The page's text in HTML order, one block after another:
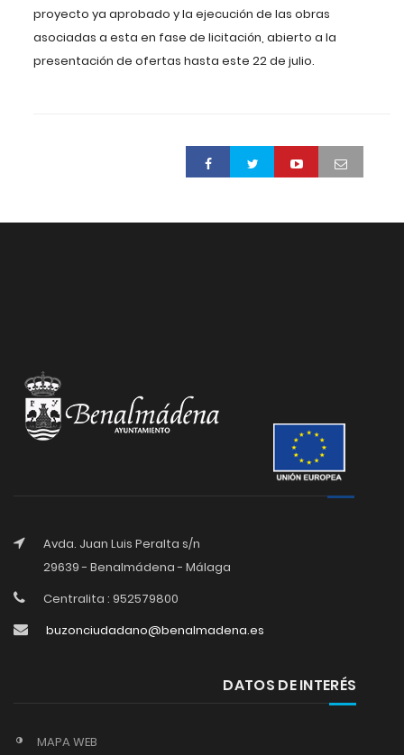
proyecto ya aprobado y la ejecución de las obras
asociadas a esta en fase de licitación, abierto a la
presentación de ofertas hasta este 22 de julio.
Avda. Juan Luis Peralta s/n
29639 - Benalmádena - Málaga
Centralita : 952579800
buzonciudadano@benalmadena.es
DATOS DE INTERÉS
MAPA WEB